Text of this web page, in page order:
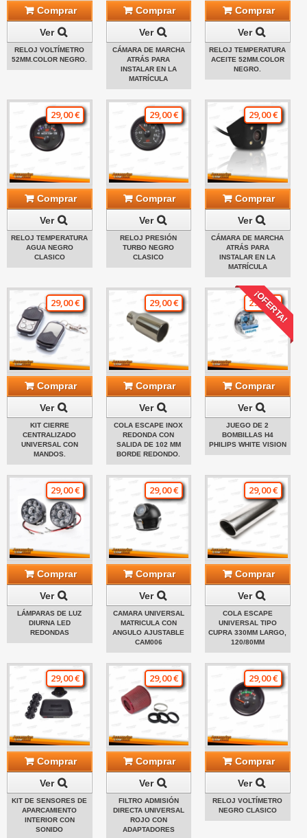
Comprar
Ver
RELOJ VOLTÍMETRO
52MM.COLOR NEGRO.
Comprar
Ver
CÁMARA DE MARCHA
ATRÁS PARA
INSTALAR EN LA
MATRÍCULA
Comprar
Ver
RELOJ TEMPERATURA
ACEITE 52MM.COLOR
NEGRO.
29,00 €
Comprar
Ver
RELOJ TEMPERATURA
AGUA NEGRO
CLASICO
29,00 €
Comprar
Ver
RELOJ PRESIÓN
TURBO NEGRO
CLASICO
29,00 €
Comprar
Ver
CÁMARA DE MARCHA
ATRÁS PARA
INSTALAR EN LA
MATRÍCULA
29,00 €
Comprar
Ver
KIT CIERRE
CENTRALIZADO
UNIVERSAL CON
MANDOS.
29,00 €
Comprar
Ver
COLA ESCAPE INOX
REDONDA CON
SALIDA DE 102 MM
BORDE REDONDO.
¡OFERTA!
29,00 €
Comprar
Ver
JUEGO DE 2
BOMBILLAS H4
PHILIPS WHITE VISION
29,00 €
Comprar
Ver
LÁMPARAS DE LUZ
DIURNA LED
REDONDAS
29,00 €
Comprar
Ver
CAMARA UNIVERSAL
MATRICULA CON
ANGULO AJUSTABLE
CAM006
29,00 €
Comprar
Ver
COLA ESCAPE
UNIVERSAL TIPO
CUPRA 330MM LARGO,
120/80MM
29,00 €
Comprar
Ver
KIT DE SENSORES DE
APARCAMIENTO
INTERIOR CON
SONIDO
29,00 €
Comprar
Ver
FILTRO ADMISIÓN
DIRECTA UNIVERSAL
ROJO CON
ADAPTADORES
29,00 €
Comprar
Ver
RELOJ VOLTÍMETRO
NEGRO CLASICO